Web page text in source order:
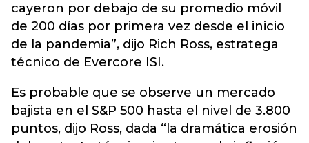
cayeron por debajo de su promedio móvil
de 200 días por primera vez desde el inicio
de la pandemia”, dijo Rich Ross, estratega
técnico de Evercore ISI.
Es probable que se observe un mercado
bajista en el S&P 500 hasta el nivel de 3.800
puntos, dijo Ross, dada “la dramática erosión